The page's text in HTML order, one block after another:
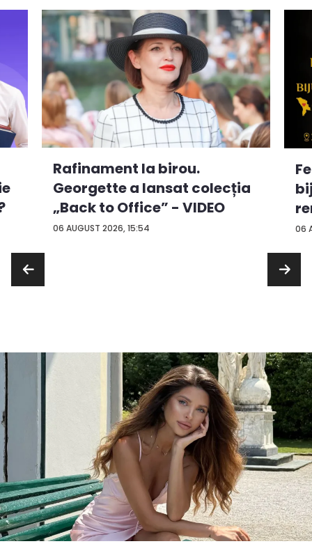
06 AUGUST 2026, 15:54
Rafinament la birou.
Georgette a lansat colecția
„Back to Office” - VIDEO
06
...